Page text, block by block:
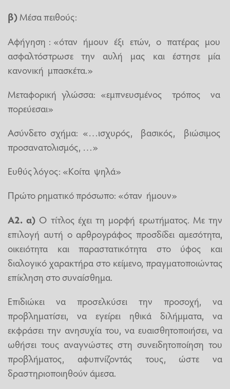
β)Μέσα πειθούς:
Αφήγηση : «όταν ήμουν έξι ετών, ο πατέρας μου
ασφαλτόστρωσε την αυλή μας και έστησε μία
κανονική μπασκέτα.»
Μεταφορική γλώσσα: «εμπνευσμένος τρόπος να
πορεύεσαι»
Ασύνδετο σχήμα: «…ισχυρός, βασικός, βιώσιμος
προσανατολισμός, …»
Ευθύς λόγος: «Κοίτα ψηλά»
Πρώτο ρηματικό πρόσωπο: «όταν ήμουν»
Α2. α) Ο τίτλος έχει τη μορφή ερωτήματος. Με την
επιλογή αυτή ο αρθρογράφος προσδίδει αμεσότητα,
οικειότητα και παραστατικότητα στο ύφος και
διαλογικό χαρακτήρα στο κείμενο, πραγματοποιώντας
επίκληση στο συναίσθημα.
Επιδιώκει να προσελκύσει την προσοχή, να
προβληματίσει, να εγείρει ηθικά διλήμματα, να
εκφράσει την ανησυχία του, να ευαισθητοποιήσει, να
ωθήσει τους αναγνώστες στη συνειδητοποίηση του
προβλήματος, αφυπνίζοντάς τους, ώστε να
δραστηριοποιηθούν άμεσα.